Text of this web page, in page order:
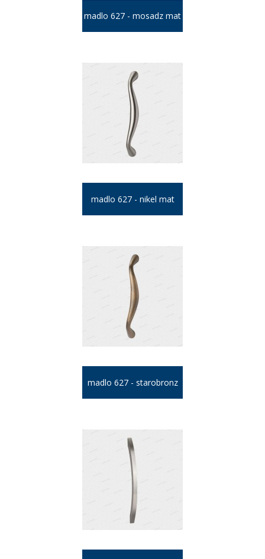
madlo 627 - mosadz mat
madlo 627 - nikel mat
madlo 627 - starobronz